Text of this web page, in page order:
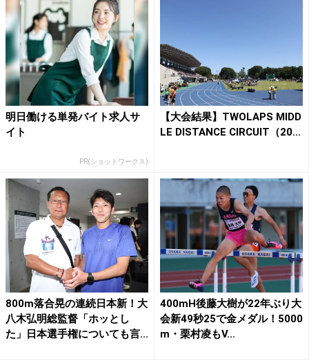
明日働ける単発バイト求人サ
イト
PR(ショットワークス)
【大会結果】TWOLAPS MIDD
LE DISTANCE CIRCUIT（20...
800m落合晃の連続日本新！大
八木弘明総監督「ホッとし
た」日本選手権についても言...
400mH後藤大樹が22年ぶり大
会新49秒25で金メダル！5000
m・栗村凌もV...